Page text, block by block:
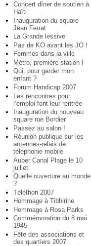
Concert dîner de soutien à
Haïti
Inauguration du square
Jean Ferrat
La Grande lessive
Pas de KO avant les JO !
Femmes dans la ville
Métro, première station !
Qui, pour garder mon
enfant ?
Forum Handicap 2007
Les rencontres pour
l’emploi font leur rentrée
Inauguration du nouveau
square rue Bordier
Passez au salon !
Réunion publique sur les
antennes-relais de
téléphonie mobile
Auber Canal Plage le 10
juillet
Quelle ouverture au monde
?
Téléthon 2007
Hommage à Tibhirine
Hommage à Rosa Parks
Commémoration du 8 mai
1945
Fête des associations et
des quartiers 2007